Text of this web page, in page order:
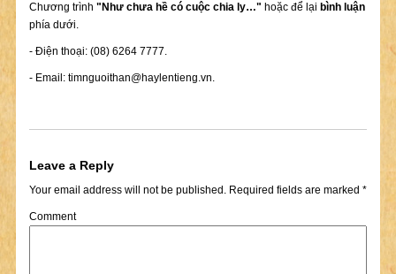
Chương trình "Như chưa hề có cuộc chia ly…" hoặc để lại bình luận
phía dưới.
- Điện thoại: (08) 6264 7777.
- Email: timnguoithan@haylentieng.vn.
Leave a Reply
Your email address will not be published.Required fields are marked *
Comment